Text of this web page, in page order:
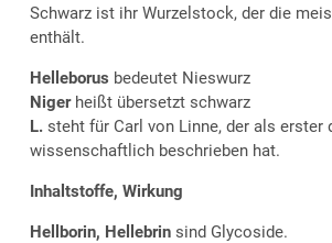
Schwarz ist ihr Wurzelstock, der die
enthält.
Helleborus bedeutet Nieswurz
Nigerheißt übersetzt schwarz
L. steht für Carl von Linne, der als erster
wissenschaftlich beschrieben hat.
Inhaltstoffe, Wirkung
Hellborin, Hellebrin sind Glycoside.